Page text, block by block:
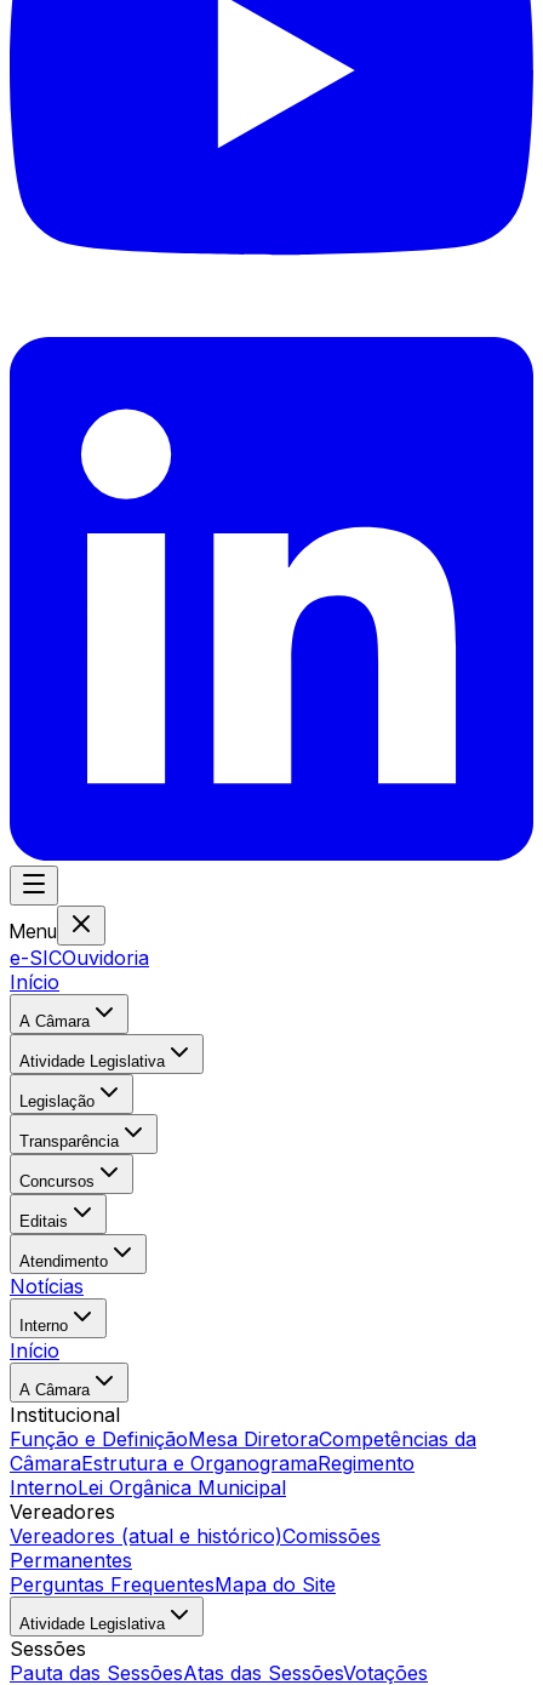
Menu
e-SICOuvidoria
Início
A Câmara
Atividade Legislativa
Legislação
Transparência
Concursos
Editais
Atendimento
Notícias
Interno
Início
A Câmara
Institucional
Função e DefiniçãoMesa DiretoraCompetências da
CâmaraEstrutura e OrganogramaRegimento
InternoLei Orgânica Municipal
Vereadores
Vereadores (atual e histórico)Comissões
Permanentes
Perguntas FrequentesMapa do Site
Atividade Legislativa
Sessões
Pauta das SessõesAtas das SessõesVotações